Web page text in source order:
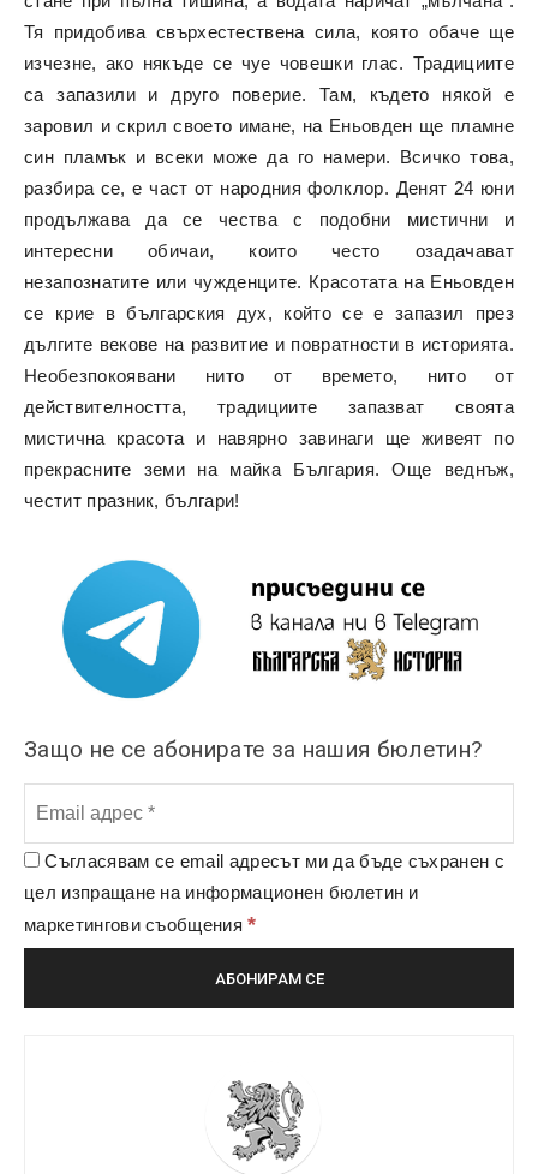
Тя придобива свърхестествена сила, която обаче ще
изчезне, ако някъде се чуе човешки глас. Традициите
са запазили и друго поверие. Там, където някой е
заровил и скрил своето имане, на Еньовден ще пламне
син пламък и всеки може да го намери. Всичко това,
разбира се, е част от народния фолклор. Денят 24 юни
продължава да се чества с подобни мистични и
интересни обичаи, които често озадачават
незапознатите или чужденците. Красотата на Еньовден
се крие в българския дух, който се е запазил през
дългите векове на развитие и повратности в историята.
Необезпокоявани нито от времето, нито от
действителността, традициите запазват своята
мистична красота и навярно завинаги ще живеят по
прекрасните земи на майка България. Още веднъж,
честит празник, българи!
Защо не се абонирате за нашия бюлетин?
Съгласявам се email адресът ми да бъде съхранен с
цел изпращане на информационен бюлетин и
маркетингови съобщения*